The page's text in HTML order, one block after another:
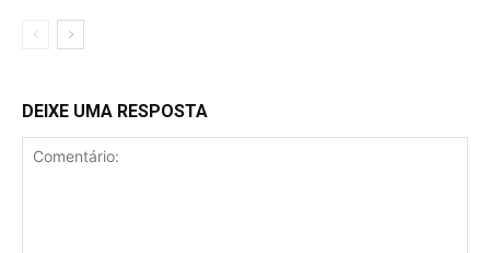
DEIXE UMA RESPOSTA